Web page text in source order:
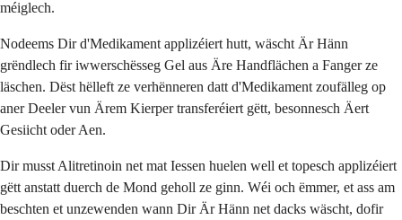
méiglech.
Nodeems Dir d'Medikament applizéiert hutt, wäscht Är Hänn
grëndlech fir iwwerschësseg Gel aus Äre Handflächen a Fanger ze
läschen. Dëst hëlleft ze verhënneren datt d'Medikament zoufälleg op
aner Deeler vun Ärem Kierper transferéiert gëtt, besonnesch Äert
Gesiicht oder Aen.
Dir musst Alitretinoin net mat Iessen huelen well et topesch applizéiert
gëtt anstatt duerch de Mond geholl ze ginn. Wéi och ëmmer, et ass am
beschten et unzewenden wann Dir Är Hänn net dacks wäscht, dofir